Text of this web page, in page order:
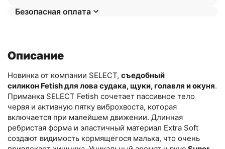
Безопасная оплата
Описание
Новинка от компании SELECT, съедобный
силикон Fetish для лова судака, щуки, голавля и окуня.
Приманка SELECT Fetish сочетает пассивное тело
червя и активную пятку виброхвоста, которая
включается при малейшем движении. Длинная
ребристая форма и эластичный материал Extra Soft
создают видимость кормящегося малька, что очень